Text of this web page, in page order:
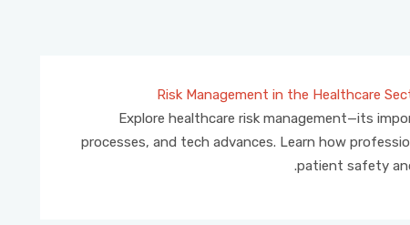
Risk Management in the Healthcare
Explore healthcare risk management—its
processes, and tech advances. Learn how
patient safety